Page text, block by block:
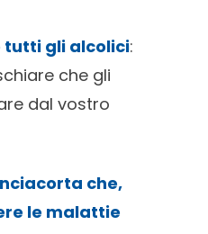
tutti gli alcolici:
che gli
dal vostro
che,
le malattie